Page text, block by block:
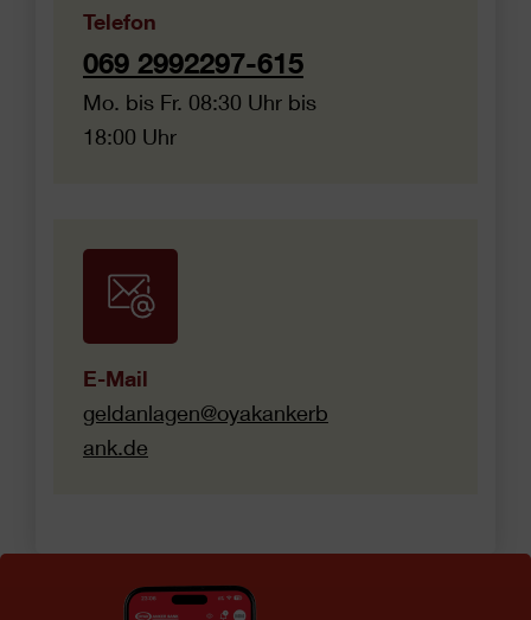
Telefon
069 2992297-615
Mo. bis Fr. 08:30 Uhr bis
18:00 Uhr
E-Mail
geldanlagen@oyakankerb
ank.de